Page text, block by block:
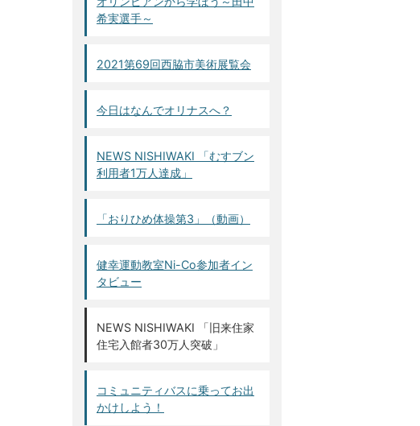
希実選手～
2021第69回西脇市美術展覧会
今日はなんでオリナスへ？
NEWS NISHIWAKI 「むすブン
利用者1万人達成」
「おりひめ体操第3」（動画）
健幸運動教室Ni-Co参加者イン
タビュー
NEWS NISHIWAKI 「旧来住家
住宅入館者30万人突破」
コミュニティバスに乗ってお出
かけしよう！